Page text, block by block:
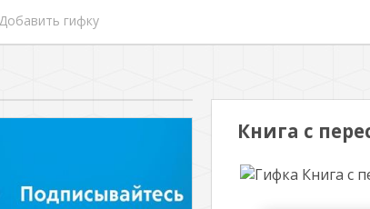
Добавить гифку
Книга с